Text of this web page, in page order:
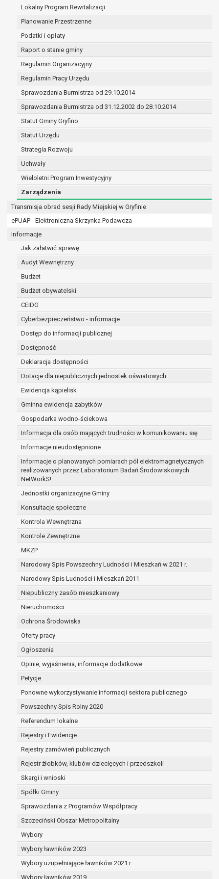
Lokalny Program Rewitalizacji
Planowanie Przestrzenne
Podatki i opłaty
Raport o stanie gminy
Regulamin Organizacyjny
Regulamin Pracy Urzędu
Sprawozdania Burmistrza od 29.10.2014
Sprawozdania Burmistrza od 31.12.2002 do 28.10.2014
Statut Gminy Gryfino
Statut Urzędu
Strategia Rozwoju
Uchwały
Wieloletni Program Inwestycyjny
Zarządzenia
Transmisja obrad sesji Rady Miejskiej w Gryfinie
ePUAP - Elektroniczna Skrzynka Podawcza
Informacje
Jak załatwić sprawę
Audyt Wewnętrzny
Budżet
Budżet obywatelski
CEIDG
Cyberbezpieczeństwo - informacje
Dostęp do informacji publicznej
Dostępność
Deklaracja dostępności
Dotacje dla niepublicznych jednostek oświatowych
Ewidencja kąpielisk
Gminna ewidencja zabytków
Gospodarka wodno-ściekowa
Informacja dla osób mających trudności w komunikowaniu się
Informacje nieudostępnione
Informacje o planowanych pomiarach pól elektromagnetycznych
realizowanych przez Laboratorium Badań Środowiskowych
NetWorkS!
Jednostki organizacyjne Gminy
Konsultacje społeczne
Kontrola Wewnętrzna
Kontrole Zewnętrzne
MKZP
Narodowy Spis Powszechny Ludności i Mieszkań w 2021 r.
Narodowy Spis Ludności i Mieszkań 2011
Niepubliczny zasób mieszkaniowy
Nieruchomości
Ochrona Środowiska
Oferty pracy
Ogłoszenia
Opinie, wyjaśnienia, informacje dodatkowe
Petycje
Ponowne wykorzystywanie informacji sektora publicznego
Powszechny Spis Rolny 2020
Referendum lokalne
Rejestry i Ewidencje
Rejestry zamówień publicznych
Rejestr żłobków, klubów dziecięcych i przedszkoli
Skargi i wnioski
Spółki Gminy
Sprawozdania z Programów Współpracy
Szczeciński Obszar Metropolitalny
Wybory
Wybory ławników 2023
Wybory uzupełniające ławników 2021 r.
Wybory ławników 2019
(merytorycznych), a także obowiązków i
zadań zleconych przez instytucje
nadrzędne wobec Gminy;
zawarcia i realizacji umów;
ochrony żywotnych interesów osoby, której
wykonania zadania realizowanego w
interesie publicznym lub w ramach
sprawowania władzy publicznej
powierzonej administratorowi;
w pozostałych przypadkach dane osobowe
przetwarzane są wyłącznie na podstawie
wcześniej udzielonej zgody w zakresie i celu
określonym w treści zgody.
W związku z przetwarzaniem danych w celu
wskazanym w pkt. 3, dane osobowe mogą być
udostępniane innym upoważnionym odbiorcom lub
kategoriom odbiorców danych osobowych.
Odbiorcami mogą być:
podmioty, które przetwarzają dane
osobowe w imieniu administratora na
osobowych;
podmioty upoważnione do odbioru danych
przepisów prawa.
Pani/Pana dane osobowe będą przetwarzane
przez okres niezbędny do realizacji celu dla jakiego
zostały zebrane oraz zgodnie z terminami
archiwizacji określonymi przez przepisy prawa
powszechnie obowiązującego.
W przypadku, gdy dane osobowe przetwarzane są
na podstawie zgody osoby, której dane dotyczą
przetwarzanie odbywa się do czasu wycofania tej
zgody.
W przypadku, gdy dane osobowe przetwarzane są
w celu zawarcia i realizacji umowy przetwarzanie
odbywa się przez okres niezbędny do realizacji
zawartej umowy, a po tym czasie w zakresie
wymaganym przez przepisy prawa lub dla
zabezpieczenia ewentualnych roszczeń, a w
przypadku wyrażenia zgody na przetwarzanie
danych po zakończeniu i rozliczeniu umowy, do
czasu wycofania tej zgody.
Ponadto w przypadku umów o dofinansowanie
dane osobowe od momentu pozyskania
przechowywane są przez okres wynikający z
umowy o dofinansowanie zawartej między
beneficjentem a określoną instytucją, trwałości
danego projektu i konieczności zachowania
dokumentacji projektu do celów kontrolnych.
W związku z przetwarzaniem przez
administratora danych osobowych przysługuje
Pani/Panu:
prawo dostępu do treści danych oraz
otrzymywania ich kopii na podstawie art. 15
RODO;
podstawie art. 16 RODO,
dane są nieprawidłowe lub
prawo do żądania usunięcia danych
osobowych (tzw. prawo do bycia
zapomnianym) na podstawie art. 17 RODO,
w przypadku gdy:
dane nie są już niezbędne do celów,
dla których były zebrane lub w inny
sposób przetwarzane,
osoba, której dane dotyczą, wniosła
sprzeciw wobec przetwarzania
danych osobowych,
zgodę na przetwarzanie danych
osobowych, która jest podstawą
przetwarzania danych i nie ma innej
danych,
dane osobowe przetwarzane są
niezgodnie z prawem,